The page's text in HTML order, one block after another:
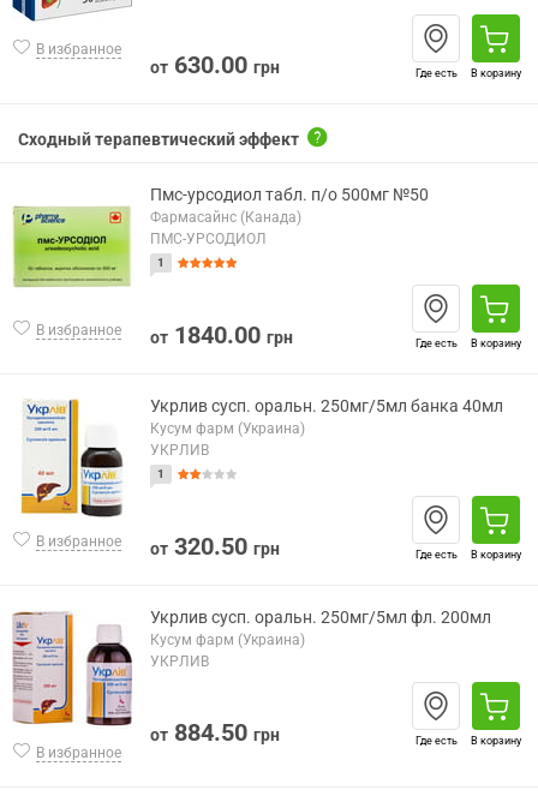
В избранное
от 630.00 грн Где есть В корзину
Сходный терапевтический эффект
В избранное
Пмс-урсодиол табл. п/о 500мг №50
Фармасайнс (Канада)
ПМС-УРСОДИОЛ
1
от 1840.00 грн Где есть В корзину
В избранное
Укрлив сусп. оральн. 250мг/5мл банка 40мл
Кусум фарм (Украина)
УКРЛИВ
1
от 320.50 грн Где есть В корзину
В избранное
Укрлив сусп. оральн. 250мг/5мл фл. 200мл
Кусум фарм (Украина)
УКРЛИВ
от 884.50 грн Где есть В корзину